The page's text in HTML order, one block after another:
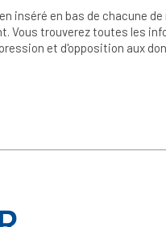
inséré en bas de chacune de
Vous trouverez toutes les
et d'opposition aux